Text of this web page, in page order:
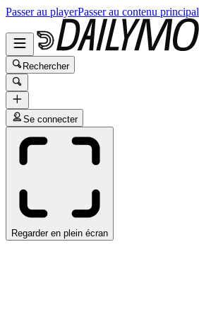
Passer au playerPasser au contenu principal
Rechercher
Se connecter
Regarder en plein écran